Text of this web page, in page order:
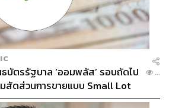
บัตรรัฐบาล ‘ออมพลัส’ รอบถัดไป
สัดส่วนการขายแบบ Small Lot
...